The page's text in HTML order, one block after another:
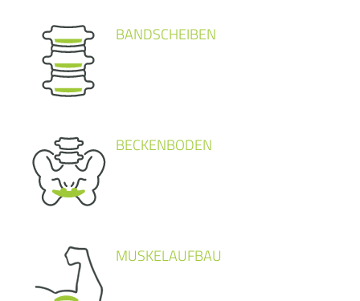
BANDSCHEIBEN
BECKENBODEN
MUSKELAUFBAU